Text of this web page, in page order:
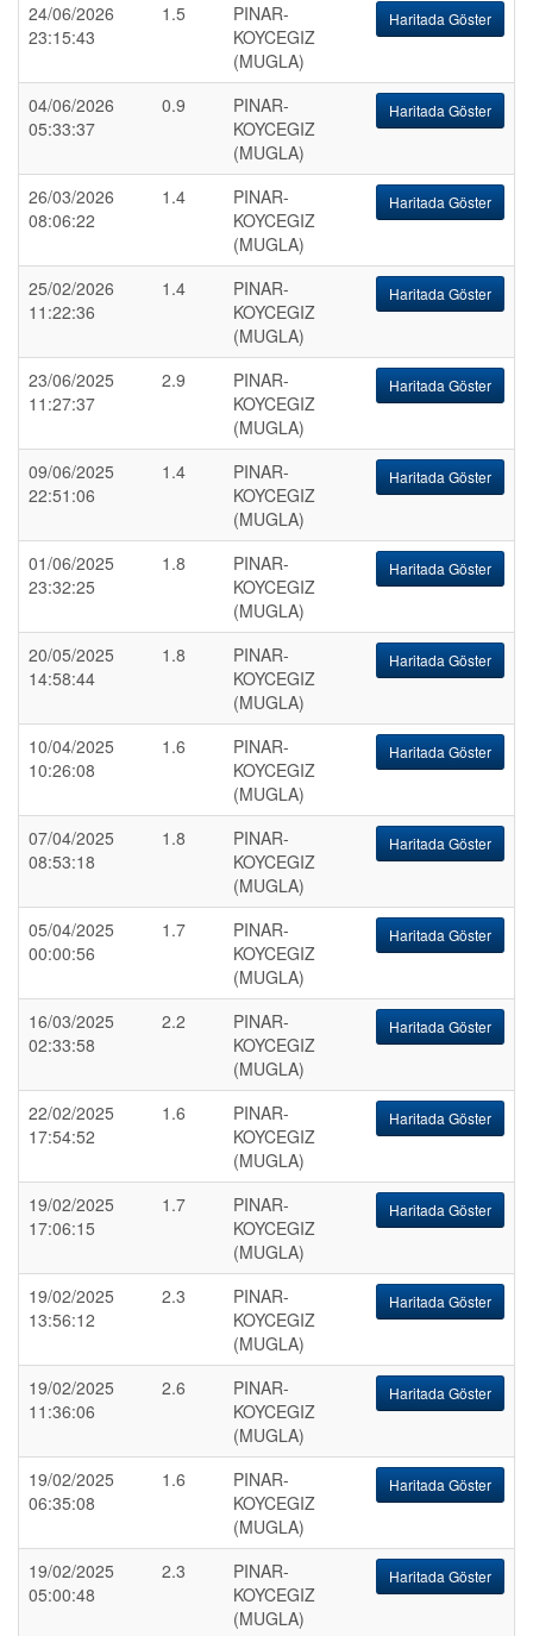
24/06/2026
23:15:43
1.5
PINAR-
KOYCEGIZ
(MUGLA)
Haritada Göster
04/06/2026
05:33:37
0.9
PINAR-
KOYCEGIZ
(MUGLA)
Haritada Göster
26/03/2026
08:06:22
1.4
PINAR-
KOYCEGIZ
(MUGLA)
Haritada Göster
25/02/2026
11:22:36
1.4
PINAR-
KOYCEGIZ
(MUGLA)
Haritada Göster
23/06/2025
11:27:37
2.9
PINAR-
KOYCEGIZ
(MUGLA)
Haritada Göster
09/06/2025
22:51:06
1.4
PINAR-
KOYCEGIZ
(MUGLA)
Haritada Göster
01/06/2025
23:32:25
1.8
PINAR-
KOYCEGIZ
(MUGLA)
Haritada Göster
20/05/2025
14:58:44
1.8
PINAR-
KOYCEGIZ
(MUGLA)
Haritada Göster
10/04/2025
10:26:08
1.6
PINAR-
KOYCEGIZ
(MUGLA)
Haritada Göster
07/04/2025
08:53:18
1.8
PINAR-
KOYCEGIZ
(MUGLA)
Haritada Göster
05/04/2025
00:00:56
1.7
PINAR-
KOYCEGIZ
(MUGLA)
Haritada Göster
16/03/2025
02:33:58
2.2
PINAR-
KOYCEGIZ
(MUGLA)
Haritada Göster
22/02/2025
17:54:52
1.6
PINAR-
KOYCEGIZ
(MUGLA)
Haritada Göster
19/02/2025
17:06:15
1.7
PINAR-
KOYCEGIZ
(MUGLA)
Haritada Göster
19/02/2025
13:56:12
2.3
PINAR-
KOYCEGIZ
(MUGLA)
Haritada Göster
19/02/2025
11:36:06
2.6
PINAR-
KOYCEGIZ
(MUGLA)
Haritada Göster
19/02/2025
06:35:08
1.6
PINAR-
KOYCEGIZ
(MUGLA)
Haritada Göster
19/02/2025
05:00:48
2.3
PINAR-
KOYCEGIZ
(MUGLA)
Haritada Göster